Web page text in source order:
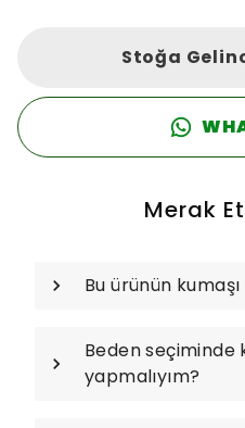
Stoğa
Merak
Bu ürünün kumaşı
Beden seçiminde
yapmalıyım?